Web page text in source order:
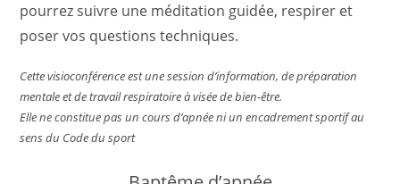
pourrez suivre une méditation guidée, respirer et
poser vos questions techniques.
Cette visioconférence est une session d’information, de préparation
mentale et de travail respiratoire à visée de bien-être.
Elle ne constitue pas un cours d’apnée ni un encadrement sportif au
sens du Code du sport